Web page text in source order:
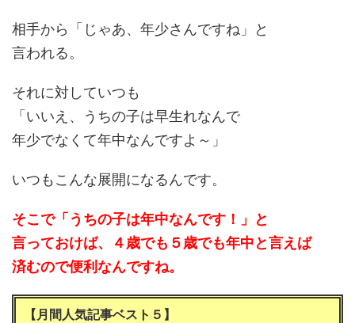
相手から「じゃあ、年少さんですね」と
言われる。
それに対していつも
「いいえ、うちの子は早生れなんで
年少でなくて年中なんですよ～」
いつもこんな展開になるんです。
そこで「うちの子は年中なんです！」と
言っておけば、４歳でも５歳でも年中と言えば
済むので便利なんですね。
【月間人気記事ベスト５】